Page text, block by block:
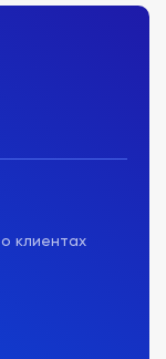
клиентах